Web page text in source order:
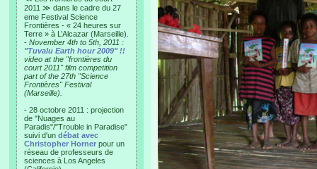
2011 ≫ dans le cadre du 27
eme Festival Science
Frontières - « 24 heures sur
Terre » à L’Alcazar (Marseille).
- November 4th to 5th, 2011 :
"Tuvalu Earth hour 2009" !!
video at the "frontières du
court 2011" film competition
part of the 27th "Science
Frontières" Festival
(Marseille).
- 28 octobre 2011 : projection
de "Nuages au
Paradis"/"Trouble in Paradise"
suivi d'un débat avec
Christopher Horner pour un
réseau de professeurs de
sciences à Los Angeles